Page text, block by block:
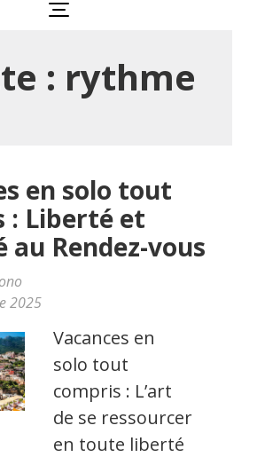
: rythme
en solo tout
: Liberté et
au Rendez-vous
2025
Vacances en
solo tout
compris : L’art
de se ressourcer
en toute liberté